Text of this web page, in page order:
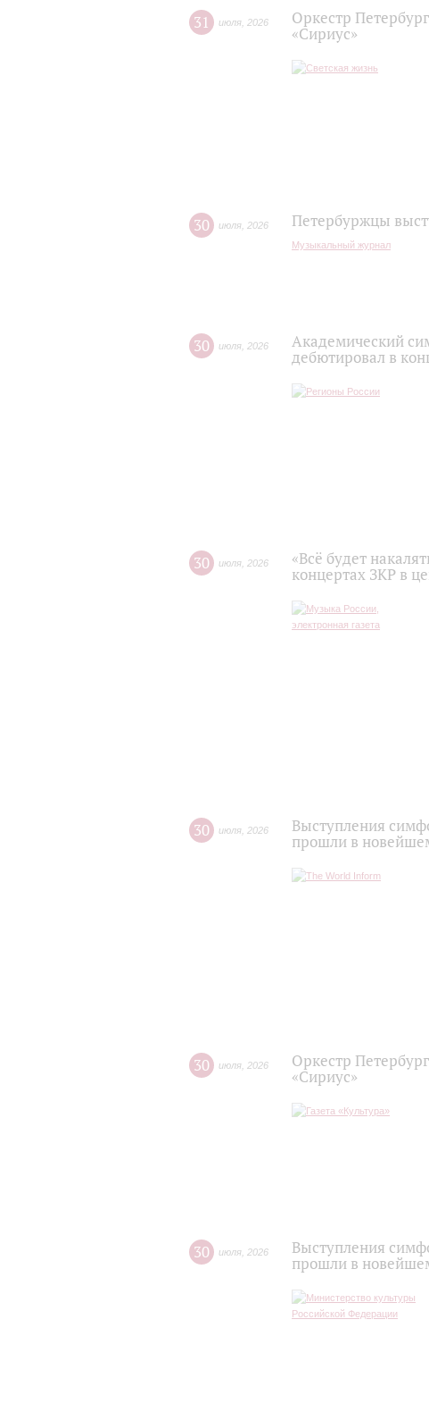
31 июля 2026
Оркестр
«Сириус»
30 июля 2026 Петербуржцы
Музыкальный журнал
30 июля 2026
Академический
дебютировал в
30 июля 2026
«Всё будет
концертах ЗКР в
30 июля 2026
Выступления
прошли в
30 июля 2026
Оркестр
«Сириус»
30 июля 2026
Выступления
прошли в